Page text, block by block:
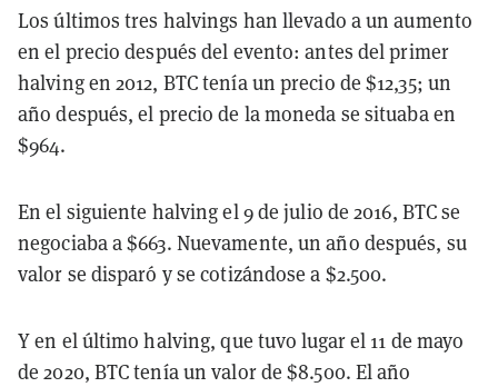
Los últimos tres halvings han llevado a un aumento
en el precio después del evento: antes del primer
halving en 2012, BTC tenía un precio de $12,35; un
año después, el precio de la moneda se situaba en
$964.
En el siguiente halving el 9 de julio de 2016, BTC se
negociaba a $663. Nuevamente, un año después, su
valor se disparó y se cotizándose a $2.500.
Y en el último halving, que tuvo lugar el 11 de mayo
de 2020, BTC tenía un valor de $8.500. El año